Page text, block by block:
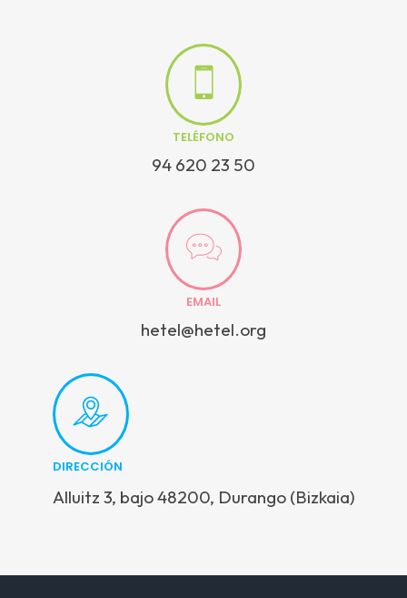
TELÉFONO
94 620 23 50
EMAIL
hetel@hetel.org
DIRECCIÓN
Alluitz 3, bajo 48200, Durango (Bizkaia)